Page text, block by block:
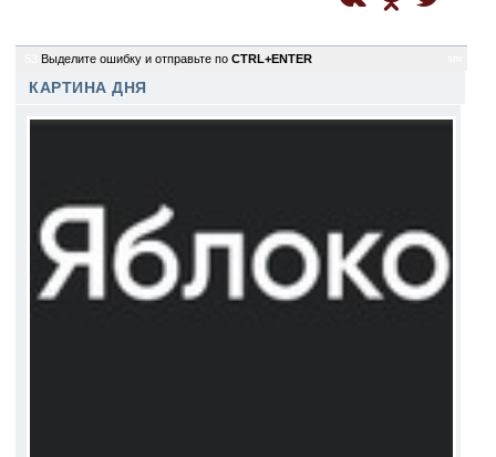
Выделите ошибку и отправьте по CTRL+ENTER
КАРТИНА ДНЯ